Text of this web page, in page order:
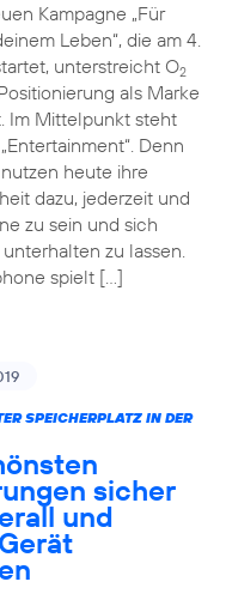
Kampagne „Für
Leben“, die am 4.
unterstreicht O2
als Marke
Im Mittelpunkt steht
Denn
heute ihre
dazu, jederzeit und
zu sein und sich
zu lassen.
spielt […]
SPEICHERPLATZ IN DER
sicher
und